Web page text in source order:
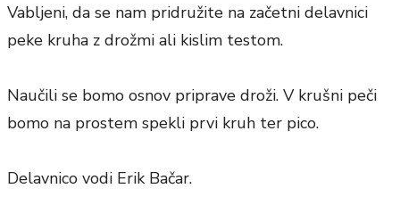
Vabljeni, da se nam pridružite na začetni delavnici
peke kruha z drožmi ali kislim testom.
Naučili se bomo osnov priprave droži. V krušni peči
bomo na prostem spekli prvi kruh ter pico.
Delavnico vodi Erik Bačar.